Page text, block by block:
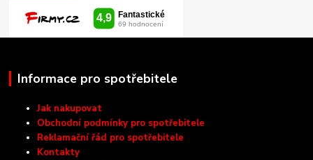
Informace pro spotřebitele
Jak nakupovat
Obchodní podmínky pro spotřebitele
Reklamační řád pro spotřebitele
Kontakty